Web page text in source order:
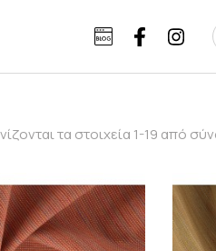
τα στοιχεία 1-19 από